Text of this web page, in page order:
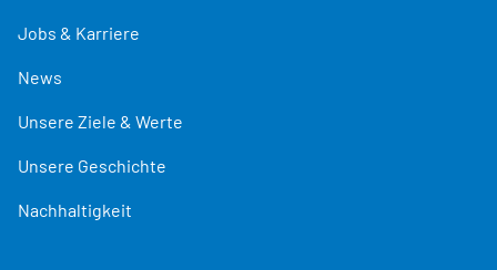
Jobs & Karriere
News
Unsere Ziele & Werte
Unsere Geschichte
Nachhaltigkeit